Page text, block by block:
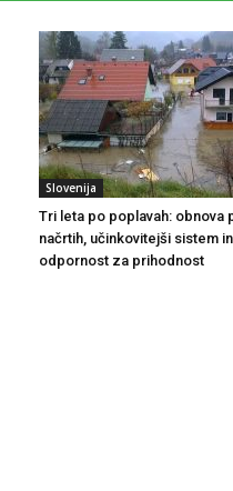
Slovenija
Tri leta po poplavah: obnova
načrtih, učinkovitejši sistem
odpornost za prihodnost